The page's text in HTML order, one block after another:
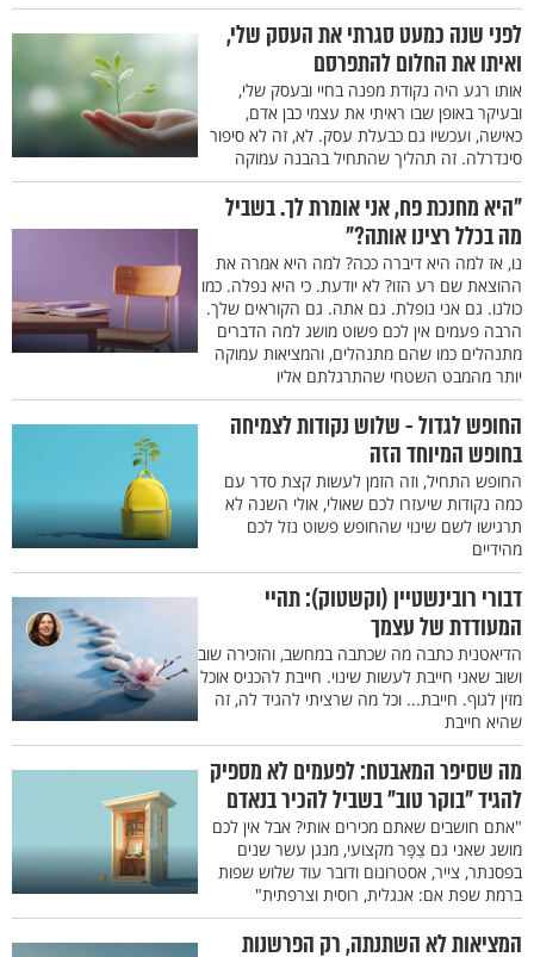
לפני שנה כמעט סגרתי את העסק שלי,
ואיתו את החלום להתפרסם
אותו רגע היה נקודת מפנה בחיי ובעסק שלי,
ובעיקר באופן שבו ראיתי את עצמי כבן אדם,
כאישה, ועכשיו גם כבעלת עסק. לא, זה לא סיפור
סינדרלה. זה תהליך שהתחיל בהבנה עמוקה
"היא מחנכת פח, אני אומרת לך. בשביל
מה בכלל רצינו אותה?"
נו, אז למה היא דיברה ככה? למה היא אמרה את
ההוצאת שם רע הזו? לא יודעת. כי היא נפלה. כמו
כולנו. גם אני נופלת. גם אתה. גם הקוראים שלך.
הרבה פעמים אין לכם פשוט מושג למה הדברים
מתנהלים כמו שהם מתנהלים, והמציאות עמוקה
יותר מהמבט השטחי שהתרגלתם אליו
החופש לגדול - שלוש נקודות לצמיחה
בחופש המיוחד הזה
החופש התחיל, וזה הזמן לעשות קצת סדר עם
כמה נקודות שיעזרו לכם שאולי, אולי השנה לא
תרגישו לשם שינוי שהחופש פשוט נזל לכם
מהידיים
דבורי רובינשטיין (וקשטוק): תהיי
המעודדת של עצמך
הדיאטנית כתבה מה שכתבה במחשב, והזכירה שוב
ושוב שאני חייבת לעשות שינוי. חייבת להכניס אוכל
מזין לגוף. חייבת... וכל מה שרציתי להגיד לה, זה
שהיא חייבת
מה שסיפר המאבטח: לפעמים לא מספיק
להגיד "בוקר טוב" בשביל להכיר בנאדם
"אתם חושבים שאתם מכירים אותי? אבל אין לכם
מושג שאני גם צַפָּר מקצועי, מנגן עשר שנים
בפסנתר, צייר, אסטרונום ודובר עוד שלוש שפות
ברמת שפת אם: אנגלית, רוסית וצרפתית"
המציאות לא השתנתה, רק הפרשנות